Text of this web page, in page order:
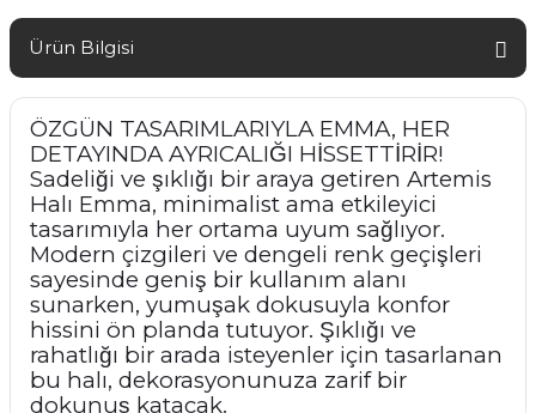
Ürün Bilgisi
ÖZGÜN TASARIMLARIYLA EMMA, HER
DETAYINDA AYRICALIĞI HİSSETTİRİR!
Sadeliği ve şıklığı bir araya getiren Artemis
Halı Emma, minimalist ama etkileyici
tasarımıyla her ortama uyum sağlıyor.
Modern çizgileri ve dengeli renk geçişleri
sayesinde geniş bir kullanım alanı
sunarken, yumuşak dokusuyla konfor
hissini ön planda tutuyor. Şıklığı ve
rahatlığı bir arada isteyenler için tasarlanan
bu halı, dekorasyonunuza zarif bir
dokunuş katacak.